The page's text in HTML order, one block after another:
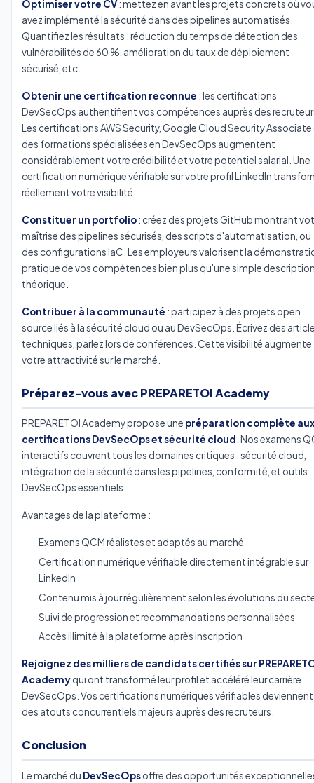
Optimiser votre CV: mettez en avant les projets concrets où
avez implémenté la sécurité dans des pipelines automatisés.
Quantifiez les résultats : réduction du temps de détection des
vulnérabilités de 60 %, amélioration du taux de déploiement
sécurisé, etc.
Obtenir une certification reconnue : les certifications
DevSecOps authentifient vos compétences auprès des
Les certifications AWS Security, Google Cloud Security Associate
des formations spécialisées en DevSecOps augmentent
considérablement votre crédibilité et votre potentiel salarial. Une
certification numérique vérifiable sur votre profil LinkedIn
réellement votre visibilité.
Constituer un portfolio: créez des projets GitHub montrant
maîtrise des pipelines sécurisés, des scripts d'automatisation, ou
des configurations IaC. Les employeurs valorisent la
pratique de vos compétences bien plus qu'une simple
théorique.
Contribuer à la communauté : participez à des projets open
source liés à la sécurité cloud ou au DevSecOps. Écrivez des
techniques, parlez lors de conférences. Cette visibilité augmente
votre attractivité sur le marché.
Préparez-vous avec PREPARETOI Academy
PREPARETOI Academy propose une préparation complète
certifications DevSecOps et sécurité cloud . Nos examens
interactifs couvrent tous les domaines critiques : sécurité cloud,
intégration de la sécurité dans les pipelines, conformité, et outils
DevSecOps essentiels.
Avantages de la plateforme :
Examens QCM réalistes et adaptés au marché
Certification numérique vérifiable directement intégrable sur
LinkedIn
Contenu mis à jour régulièrement selon les évolutions du
Suivi de progression et recommandations personnalisées
Accès illimité à la plateforme après inscription
Rejoignez des milliers de candidats certifiés sur
Academyqui ont transformé leur profil et accéléré leur carrière
DevSecOps. Vos certifications numériques vérifiables deviennent
des atouts concurrentiels majeurs auprès des recruteurs.
Conclusion
Le marché du DevSecOpsoffre des opportunités